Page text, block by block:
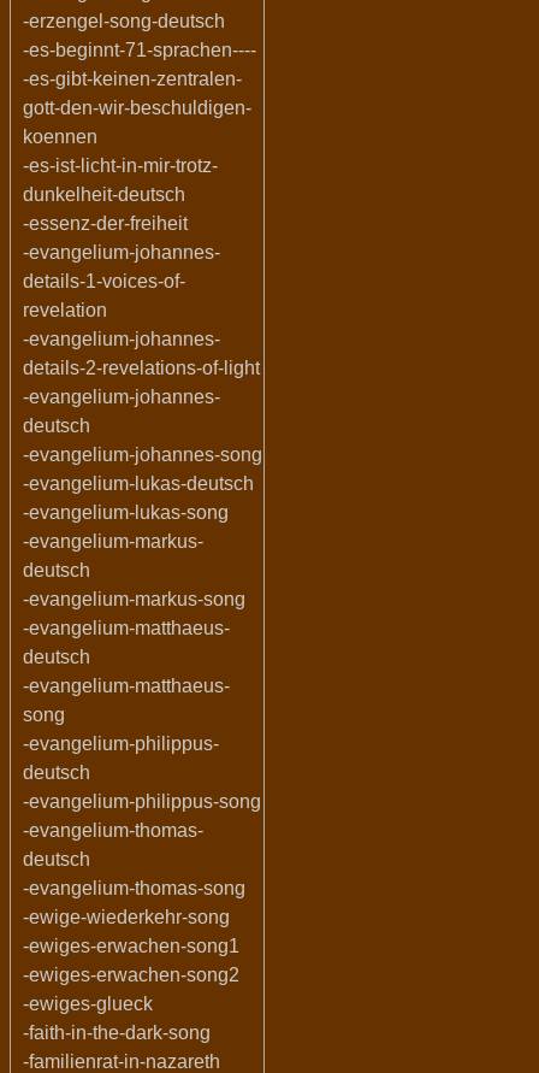
-erzengel-song-deutsch
-es-beginnt-71-sprachen----
-es-gibt-keinen-zentralen-
gott-den-wir-beschuldigen-
koennen
-es-ist-licht-in-mir-trotz-
dunkelheit-deutsch
-essenz-der-freiheit
-evangelium-johannes-
details-1-voices-of-
revelation
-evangelium-johannes-
details-2-revelations-of-light
-evangelium-johannes-
deutsch
-evangelium-johannes-song
-evangelium-lukas-deutsch
-evangelium-lukas-song
-evangelium-markus-
deutsch
-evangelium-markus-song
-evangelium-matthaeus-
deutsch
-evangelium-matthaeus-
song
-evangelium-philippus-
deutsch
-evangelium-philippus-song
-evangelium-thomas-
deutsch
-evangelium-thomas-song
-ewige-wiederkehr-song
-ewiges-erwachen-song1
-ewiges-erwachen-song2
-ewiges-glueck
-faith-in-the-dark-song
-familienrat-in-nazareth